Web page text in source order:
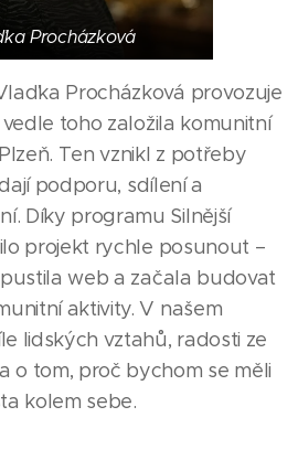
Procházková
Procházková provozuje
toho založila komunitní
Ten vznikl z potřeby
podporu, sdílení a
Díky programu Silnější
projekt rychle posunout –
web a začala budovat
aktivity. V našem
lidských vztahů, radosti ze
o tom, proč bychom se měli
kolem sebe.